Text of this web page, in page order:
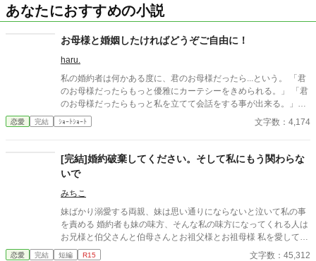
あなたにおすすめの小説
お母様と婚姻したければどうぞご自由に！
haru.
私の婚約者は何かある度に、君のお母様だったら...という。 「君
のお母様だったらもっと優雅にカーテシーをきめられる。」 「君
のお母様だったらもっと私を立てて会話をする事が出来る。」
「君のお母様だったらそんな引きつった笑顔はしない。...見苦し
い。」 会う度に何度も何度も繰り返し言われる言葉。 それも家族
人からは自分の婚約者の方がマシだと同情された。 「何故私の婚
約者は君なのだろう。君のお母様だったらどれ程良かっただろう
か！」 吐き捨てるように言われた言葉。 そして平気な振りをして
我慢していた私の心が崩壊した。 そこまで言うのなら婚約止めて
あげるわよ。 そんなにお母様が良かったらお母様を口説いて婚姻
でもなんでも好きにしたら！
恋愛 完結 ｼｮｰﾄｼｮｰﾄ 文字数：4,174
[完結]婚約破棄してください。そして私にもう関わらな
いで
みちこ
妹ばかり溺愛する両親、妹は思い通りにならないと泣いて私の事
を責める 婚約者も妹の味方、そんな私の味方になってくれる人は
お兄様と伯父さんと伯母さんとお祖父様とお祖母様 私を愛してく
れる人の為にももう自由になります
恋愛 完結 短編 R15 文字数：45,312